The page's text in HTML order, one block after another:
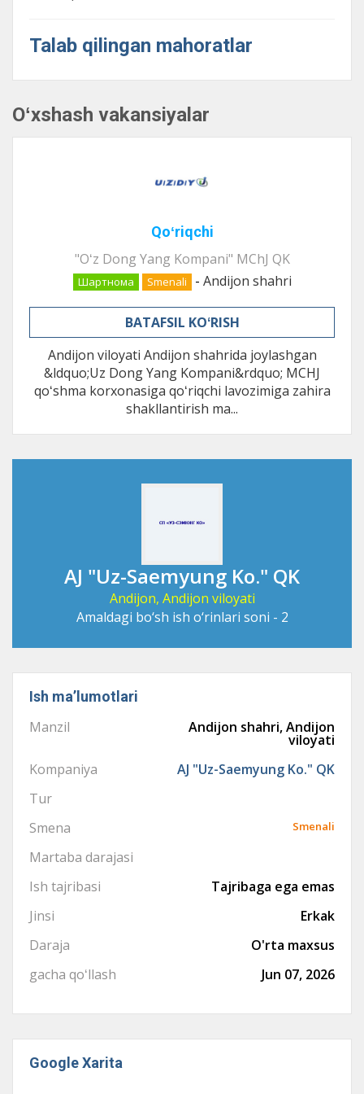
Talab qilingan mahoratlar
Oʻxshash vakansiyalar
Qoʻriqchi
"Oʻz Dong Yang Kompani" MChJ QK
Шартнома Smenali - Andijon shahri
BATAFSIL KOʻRISH
Andijon viloyati Andijon shahrida joylashgan
&ldquo;Uz Dong Yang Kompani&rdquo; MCHJ
qoʻshma korxonasiga qoʻriqchi lavozimiga zahira
shakllantirish ma...
AJ "Uz-Saemyung Ko." QK
Andijon, Andijon viloyati
Amaldagi bo‘sh ish o‘rinlari soni - 2
Ish maʼlumotlari
Manzil Andijon shahri, Andijon
viloyati
Kompaniya
AJ "Uz-Saemyung Ko." QK
Tur
Smena
Smenali
Martaba darajasi
Ish tajribasi
Tajribaga ega emas
Jinsi
Erkak
Daraja
O'rta maxsus
gacha qoʻllash
Jun 07, 2026
Google Xarita